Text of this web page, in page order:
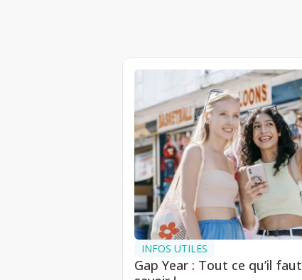
INFOS UTILES
Gap Year : Tout ce qu’il faut